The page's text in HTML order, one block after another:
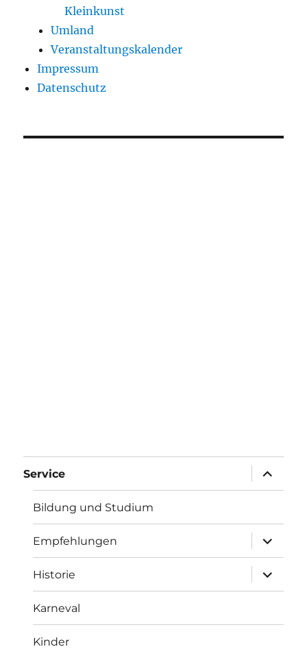
Kleinkunst
Umland
Veranstaltungskalender
Impressum
Datenschutz
Service
anzeigen
Bildung und Studium
Empfehlungen
anzeigen
Historie
anzeigen
Karneval
Kinder